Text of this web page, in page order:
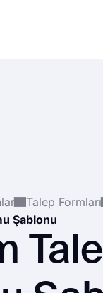
Talep Formları
Şablonu